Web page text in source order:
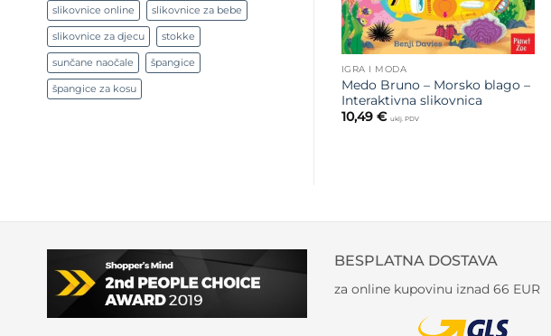
slikovnice online slikovnice za bebe
slikovnice za djecu stokke
sunčane naočale špangice
špangice za kosu
IGRA I MODA
Medo Bruno – Morsko blago –
Interaktivna slikovnica
10,49 € uklj. PDV
BESPLATNA DOSTAVA
za online kupovinu iznad 66 EUR